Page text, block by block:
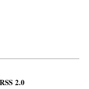
RSS 2.0